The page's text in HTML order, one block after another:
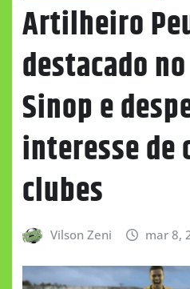
Artilheiro
destacado
Sinop e
interesse de
clubes
Vilson Zeni mar 8,